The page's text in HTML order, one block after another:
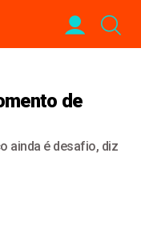
de
ainda é desafio, diz